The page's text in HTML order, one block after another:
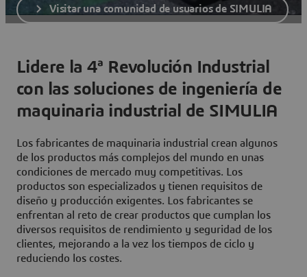
Visitar una comunidad de usuarios de SIMULIA
Lidere la 4ª Revolución Industrial
con las soluciones de ingeniería de
maquinaria industrial de SIMULIA
Los fabricantes de maquinaria industrial crean algunos
de los productos más complejos del mundo en unas
condiciones de mercado muy competitivas. Los
productos son especializados y tienen requisitos de
diseño y producción exigentes. Los fabricantes se
enfrentan al reto de crear productos que cumplan los
diversos requisitos de rendimiento y seguridad de los
clientes, mejorando a la vez los tiempos de ciclo y
reduciendo los costes.